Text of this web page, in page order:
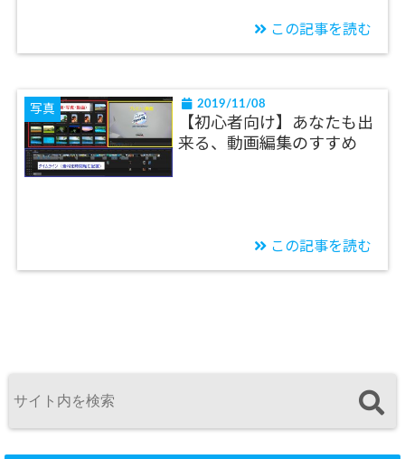
この記事を読む
写真 2019/11/08
【初心者向け】あなたも出
来る、動画編集のすすめ
この記事を読む